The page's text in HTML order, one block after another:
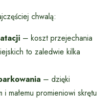
chwalą:
– koszt przejechania
to zaledwie kilka
– dzięki
i małemu promieniowi skrętu